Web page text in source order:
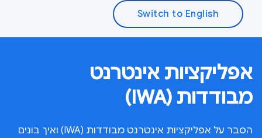
אפליקציות אינטרנט
מבודדות (IWA)
הסבר על אפליקציות אינטרנט מבודדות (IWA) ואיך בונים